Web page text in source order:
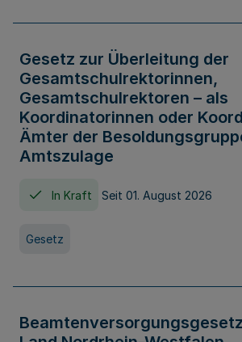
Gesetz zur Überleitung der
Gesamtschulrektorinnen,
Gesamtschulrektoren – als
Koordinatorinnen oder
Ämter der
Amtszulage
In Kraft Seit 01. August 2026
Gesetz